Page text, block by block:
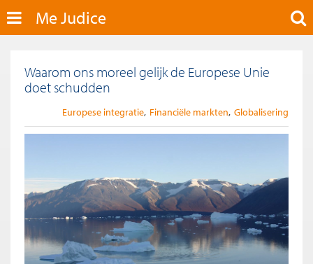
Me Judice
Waarom ons moreel gelijk de Europese Unie
doet schudden
Europese integratie Financiële markten Globalisering